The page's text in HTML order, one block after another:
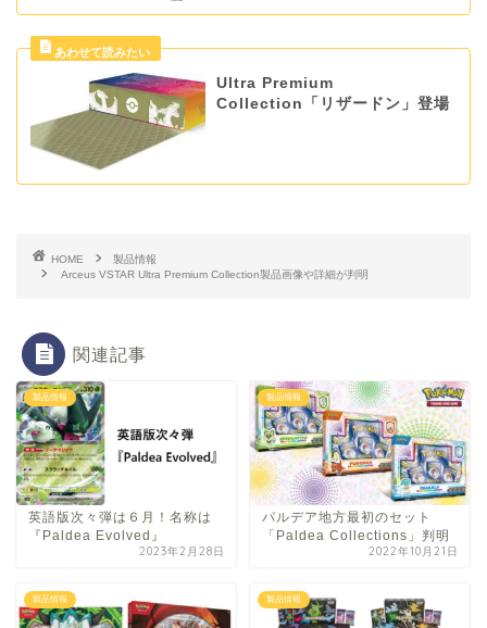
Ultra Premium
Collection「リザードン」登場
HOME
製品情報
Arceus VSTAR Ultra Premium Collection製品画像や詳細が判明
関連記事
製品情報
英語版次々弾は６月！名称は
『Paldea Evolved』
2023年2月28日
製品情報
パルデア地方最初のセット
「Paldea Collections」判明
2022年10月21日
製品情報 製品情報